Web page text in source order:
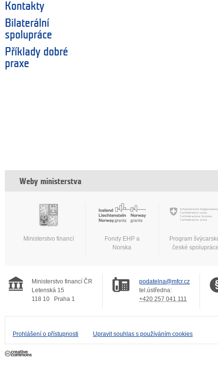
Kontakty
Bilaterální
spolupráce
Příklady dobré
praxe
Weby ministerstva
Ministerstvo financí
Fondy EHP a
Norska
Program
české
Ministerstvo financí ČR
Letenská 15
118 10
Praha 1
podatelna@mfcr.cz
tel.ústředna:
+420 257 041 111
Prohlášení o přístupnosti Upravit souhlas s používáním cookies